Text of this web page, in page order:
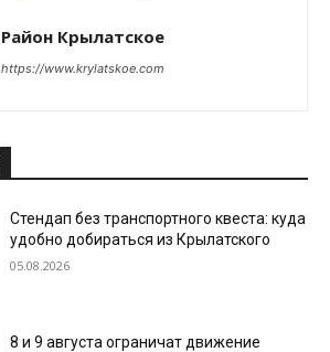
Район Крылатское
https://www.krylatskoe.com
Стендап без транспортного квеста: куда
удобно добираться из Крылатского
05.08.2026
8 и 9 августа ограничат движение